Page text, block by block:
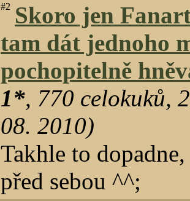
#2 Skoro jen
tam dát jednoho
pochopitelně
1*, 770 celokuků,
08. 2010)
Takhle to
před sebou ^^;